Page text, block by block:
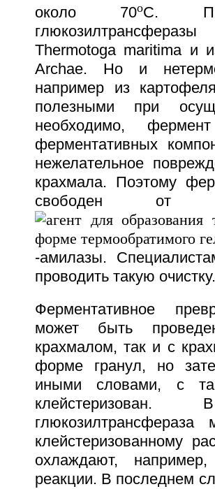
около 70oС.
Thermotoga maritima и
Archae. Но и
например из
полезными при
необходимо,
ферментативных
нежелательное
крахмала. Поэтому
свободен от
-амилазы.
проводить такую очистку.
Ферментативное
может быть
крахмалом, так и с
форме гранул, но
иными словами, с
клейстеризованному
охлаждают,
реакции. В последнем